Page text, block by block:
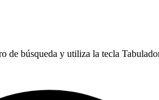
de búsqueda y utiliza la tecla